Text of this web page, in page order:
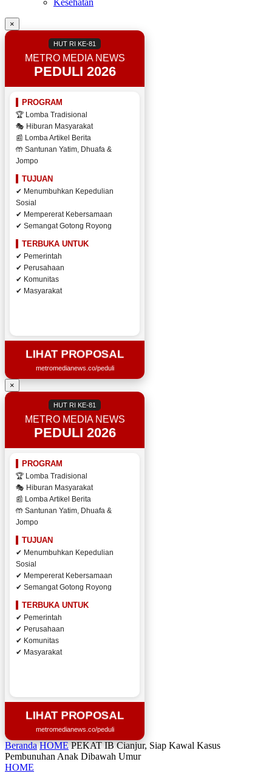
Kesehatan
×
HUT RI KE-81
METRO MEDIA NEWS
PEDULI 2026
PROGRAM
🏆 Lomba Tradisional
🎭 Hiburan Masyarakat
📰 Lomba Artikel Berita
🤲 Santunan Yatim, Dhuafa &
Jompo
TUJUAN
✔ Menumbuhkan Kepedulian
Sosial
✔ Mempererat Kebersamaan
✔ Semangat Gotong Royong
TERBUKA UNTUK
✔ Pemerintah
✔ Perusahaan
✔ Komunitas
✔ Masyarakat
LIHAT PROPOSAL
metromedianews.co/peduli
×
HUT RI KE-81
METRO MEDIA NEWS
PEDULI 2026
PROGRAM
🏆 Lomba Tradisional
🎭 Hiburan Masyarakat
📰 Lomba Artikel Berita
🤲 Santunan Yatim, Dhuafa &
Jompo
TUJUAN
✔ Menumbuhkan Kepedulian
Sosial
✔ Mempererat Kebersamaan
✔ Semangat Gotong Royong
TERBUKA UNTUK
✔ Pemerintah
✔ Perusahaan
✔ Komunitas
✔ Masyarakat
LIHAT PROPOSAL
metromedianews.co/peduli
Beranda HOME PEKAT IB Cianjur, Siap Kawal Kasus
Pembunuhan Anak Dibawah Umur
HOME